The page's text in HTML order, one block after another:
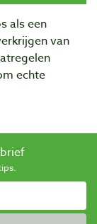
als een
van
echte